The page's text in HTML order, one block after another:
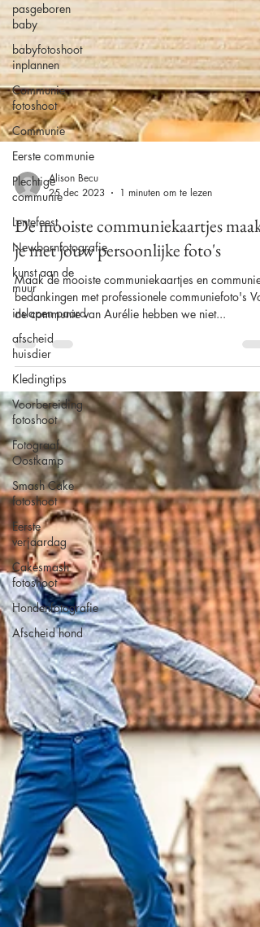
pasgeboren
baby
babyfotoshoot
inplannen
Communie
fotoshoot
Communie
Eerste communie
Plechtige
communie
Lentefeest
Newbornfotografie
kunst aan de
muur
inslapen paard
afscheid
huisdier
Kledingtips
Voorbereiding
fotoshoot
Fotograaf
Oostkamp
Smash Cake
fotoshoot
Eerste
verjaardag
Cakesmash
fotoshoot
Hondenfotografie
Afscheid hond
Alison Becu
25 dec 2023
1 minuten om te lezen
De mooiste communiekaartjes maak
je met jouw persoonlijke foto's
bedankingen met professionele communiefoto's
de communie van Aurélie hebben we niet...